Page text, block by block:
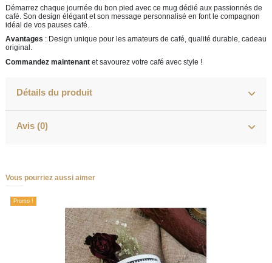
Démarrez chaque journée du bon pied avec ce mug dédié aux passionnés de
café. Son design élégant et son message personnalisé en font le compagnon
idéal de vos pauses café.
Avantages : Design unique pour les amateurs de café, qualité durable, cadeau
original.
Commandez maintenant et savourez votre café avec style !
Détails du produit
Avis (0)
Vous pourriez aussi aimer
Promo !